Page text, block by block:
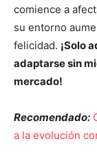
comience a
su entorno
felicidad. ¡Solo
adaptarse sin
mercado!
Recomendado:
a la evolución